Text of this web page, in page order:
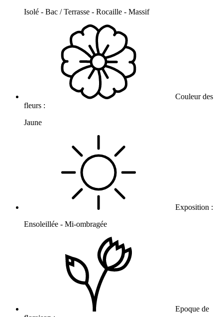
Isolé - Bac / Terrasse - Rocaille - Massif
Couleur des
fleurs :
Jaune
Exposition :
Ensoleillée - Mi-ombragée
Epoque de